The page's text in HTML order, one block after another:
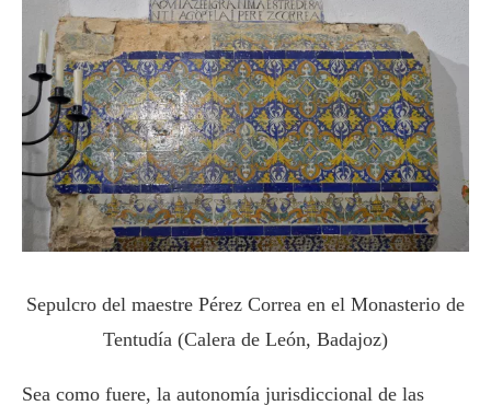
Sepulcro del maestre Pérez Correa en el Monasterio de
Tentudía (Calera de León, Badajoz)
Sea como fuere, la autonomía jurisdiccional de las